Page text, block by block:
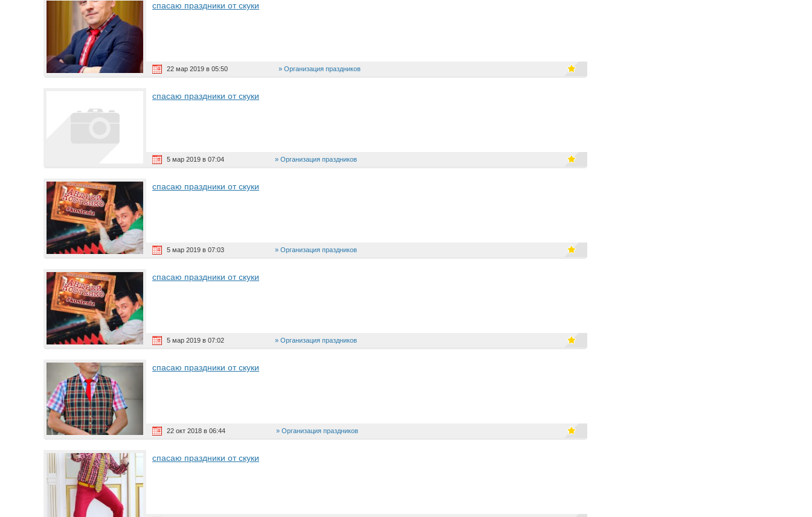
спасаю праздники от скуки
22 мар 2019 в 05:50 Организация праздников
спасаю праздники от скуки
5 мар 2019 в 07:04 Организация праздников
спасаю праздники от скуки
5 мар 2019 в 07:03 Организация праздников
спасаю праздники от скуки
5 мар 2019 в 07:02 Организация праздников
спасаю праздники от скуки
22 окт 2018 в 06:44 Организация праздников
спасаю праздники от скуки